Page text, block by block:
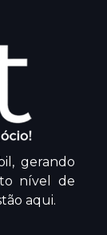
gerando
nível de
aqui.